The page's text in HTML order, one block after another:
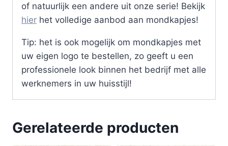
of natuurlijk een andere uit onze serie! Bekijk
hier het volledige aanbod aan mondkapjes!
Tip: het is ook mogelijk om mondkapjes met
uw eigen logo te bestellen, zo geeft u een
professionele look binnen het bedrijf met alle
werknemers in uw huisstijl!
Gerelateerde producten